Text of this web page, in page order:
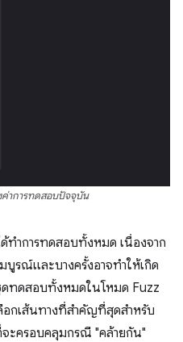
าการทดสอบปัจจุบัน
ทำการทดสอบทั้งหมด เนื่องจาก
บูรณ์และบางครั้งอาจทำให้เกิด
ทดสอบทั้งหมดในโหมด Fuzz
อกเส้นทางที่สำคัญที่สุดสำหรับ
ะครอบคลุมกรณี "คล้ายกัน"